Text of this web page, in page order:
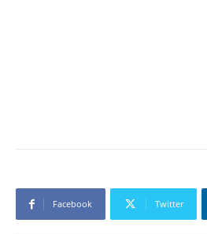
Facebook Twitter